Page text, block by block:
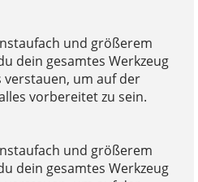
und größerem
dein gesamtes Werkzeug
verstauen, um auf der
vorbereitet zu sein.
und größerem
dein gesamtes Werkzeug